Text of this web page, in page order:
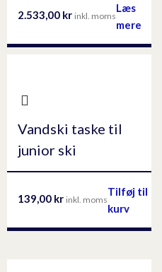
2.533,00 kr inkl. moms
Læs
mere
Vandski taske til
junior ski
139,00 kr inkl. moms
Tilføj til
kurv